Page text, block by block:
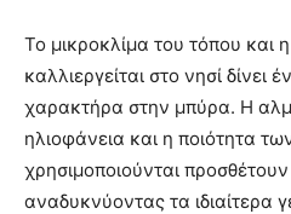
Το μικροκλίμα του τόπου και
καλλιεργείται στο νησί δίνει
χαρακτήρα στην μπύρα. Η
ηλιοφάνεια και η ποιότητα
χρησιμοποιούνται
αναδυκνύοντας τα ιδιαίτερα